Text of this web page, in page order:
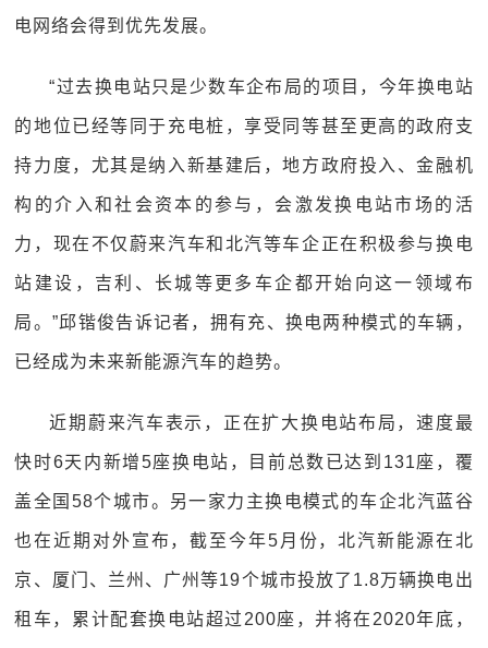
电网络会得到优先发展。
“过去换电站只是少数车企布局的项目，今年换电站
的地位已经等同于充电桩，享受同等甚至更高的政府支
持力度，尤其是纳入新基建后，地方政府投入、金融机
构的介入和社会资本的参与，会激发换电站市场的活
力，现在不仅蔚来汽车和北汽等车企正在积极参与换电
站建设，吉利、长城等更多车企都开始向这一领域布
局。”邱锴俊告诉记者，拥有充、换电两种模式的车辆，
已经成为未来新能源汽车的趋势。
近期蔚来汽车表示，正在扩大换电站布局，速度最
快时6天内新增5座换电站，目前总数已达到131座，覆
盖全国58个城市。另一家力主换电模式的车企北汽蓝谷
也在近期对外宣布，截至今年5月份，北汽新能源在北
京、厦门、兰州、广州等19个城市投放了1.8万辆换电出
租车，累计配套换电站超过200座，并将在2020年底，